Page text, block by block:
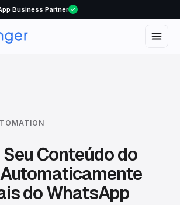
here
Conteúdo do
do WhatsApp